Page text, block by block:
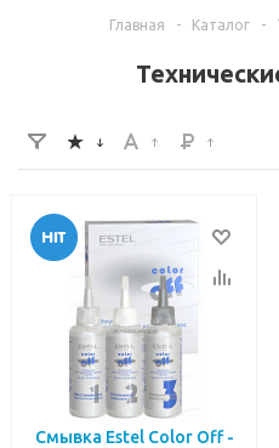
Главная - Каталог -
Смывка Estel Color Off -